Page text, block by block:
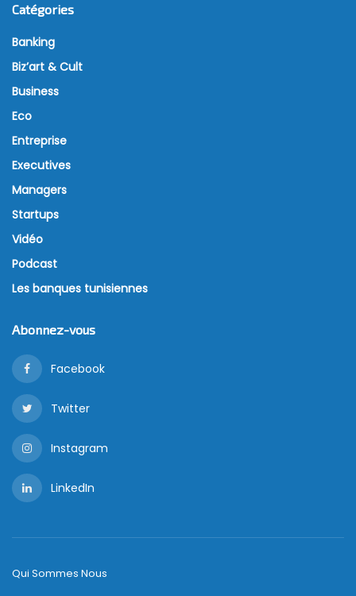
Catégories
Banking
Biz’art & Cult
Business
Eco
Entreprise
Executives
Managers
Startups
Vidéo
Podcast
Les banques tunisiennes
Abonnez-vous
Facebook
Twitter
Instagram
LinkedIn
Qui Sommes Nous